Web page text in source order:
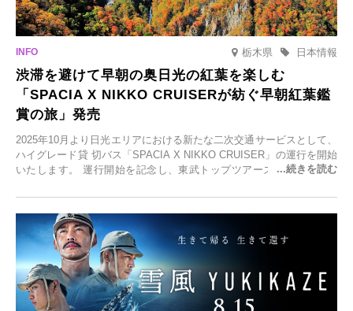
栃木県 日本情報
渋滞を避けて早朝の奥日光の紅葉を楽しむ
「SPACIA X NIKKO CRUISERが紡ぐ早朝紅葉鑑
賞の旅」発売
2025年10月より日光エリアにおける新たな二次交通サービスとして、
ハイグレード貸 切バス「SPACIA X NIKKO CRUISER」の運行を開始
いたします。 運行開始を記念し、東武トップツアーズ株式会社では
2025年9月12日(金)より発売いたします。